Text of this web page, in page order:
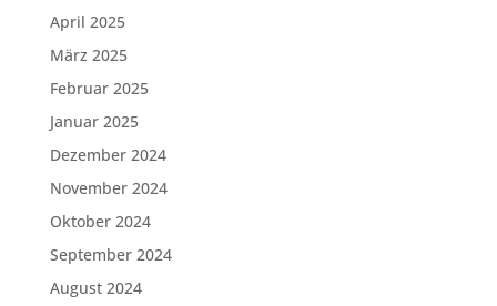
April 2025
März 2025
Februar 2025
Januar 2025
Dezember 2024
November 2024
Oktober 2024
September 2024
August 2024